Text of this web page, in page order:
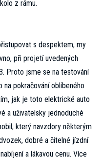
z rámu.
s despektem, my
při projetí uvedených
Proto jsme se na testování
pokračování oblíbeného
jak je toto elektrické auto
a uživatelsky jednoduché
který navzdory některým
dobré a čitelné jízdní
a lákavou cenu. Více